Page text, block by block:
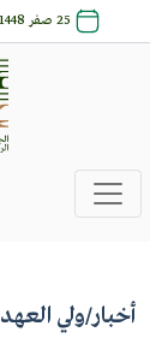
25 صفر 1448 | 08 أغسطس 2026
أخبار/ولي العهد